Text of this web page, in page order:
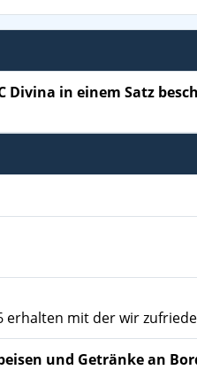
Divina in einem Satz
mit der wir
und Getränke an